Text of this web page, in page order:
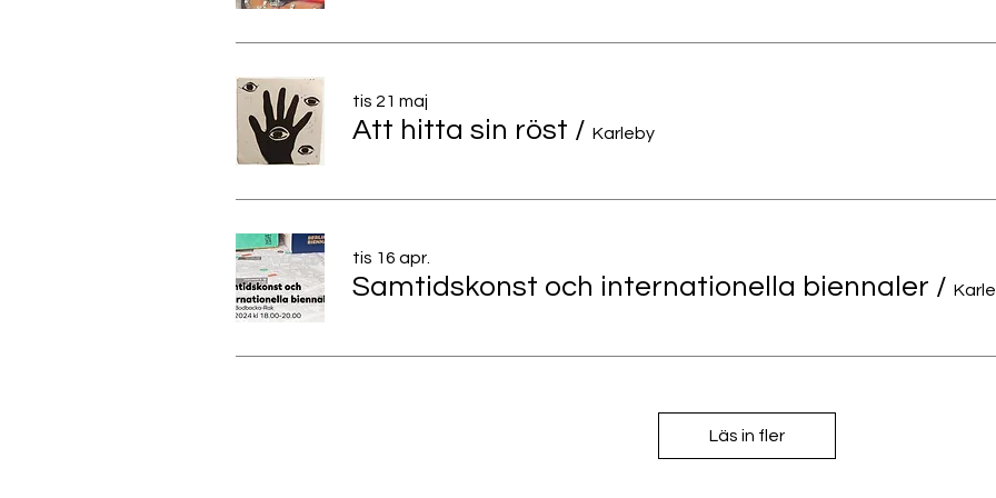
tis 21 maj
Att hitta sin röst / Karleby
tis 16 apr.
Samtidskonst och internationella biennaler /
Läs in fler